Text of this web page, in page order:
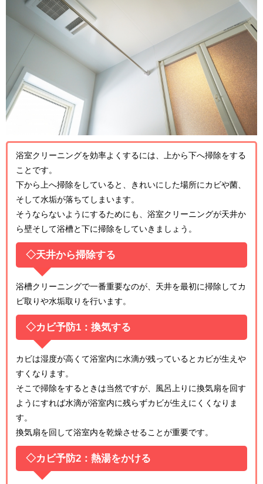
浴室クリーニングを効率よくするには、上から下へ掃除をする
ことです。
下から上へ掃除をしていると、きれいにした場所にカビや菌、
そして水垢が落ちてしまいます。
そうならないようにするためにも、浴室クリーニングが天井か
ら壁そして浴槽と下に掃除をしていきましょう。
◇天井から掃除する
浴槽クリーニングで一番重要なのが、天井を最初に掃除してカ
ビ取りや水垢取りを行います。
◇カビ予防1：換気する
カビは湿度が高くて浴室内に水滴が残っているとカビが生えや
すくなります。
そこで掃除をするときは当然ですが、風呂上りに換気扇を回す
ようにすれば水滴が浴室内に残らずカビが生えにくくなりま
す。
換気扇を回して浴室内を乾燥させることが重要です。
◇カビ予防2：熱湯をかける